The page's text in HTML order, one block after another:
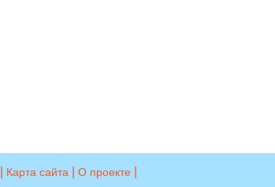
Карта сайта О проекте